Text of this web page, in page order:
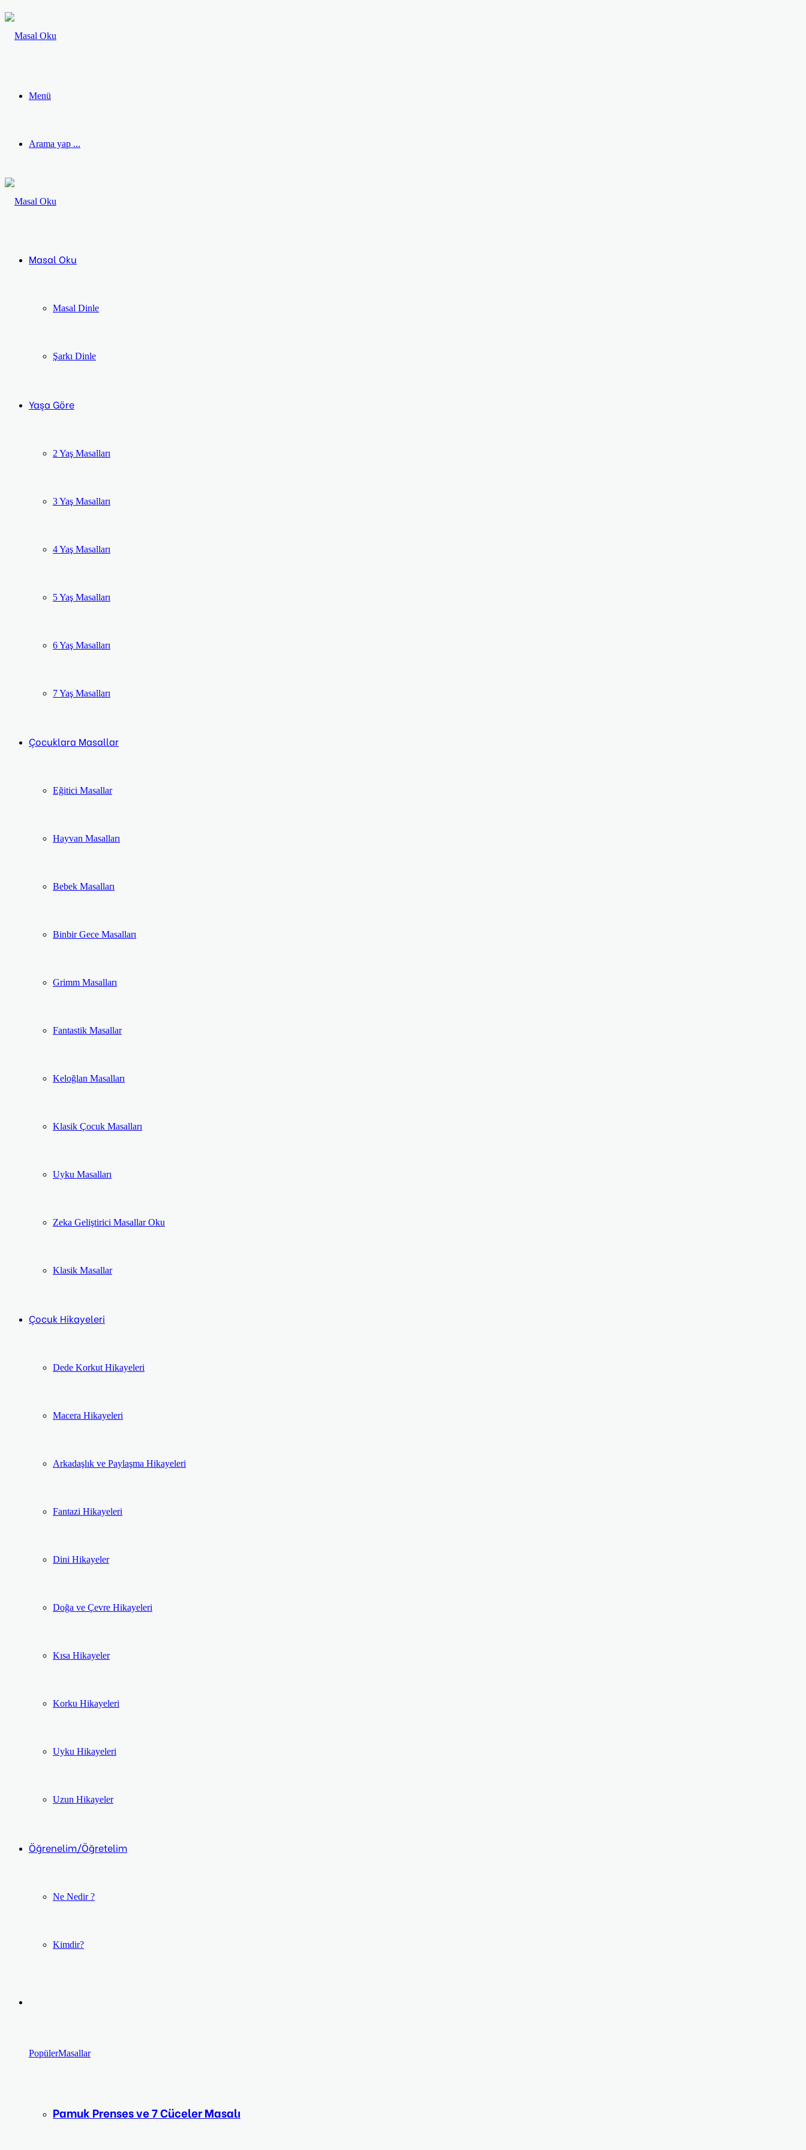
Menü
Arama yap ...
Masal Oku
Masal Dinle
Şarkı Dinle
Yaşa Göre
2 Yaş Masalları
3 Yaş Masalları
4 Yaş Masalları
5 Yaş Masalları
6 Yaş Masalları
7 Yaş Masalları
Çocuklara Masallar
Eğitici Masallar
Hayvan Masalları
Bebek Masalları
Binbir Gece Masalları
Grimm Masalları
Fantastik Masallar
Keloğlan Masalları
Klasik Çocuk Masalları
Uyku Masalları
Zeka Geliştirici Masallar Oku
Klasik Masallar
Çocuk Hikayeleri
Dede Korkut Hikayeleri
Macera Hikayeleri
Arkadaşlık ve Paylaşma Hikayeleri
Fantazi Hikayeleri
Dini Hikayeler
Doğa ve Çevre Hikayeleri
Kısa Hikayeler
Korku Hikayeleri
Uyku Hikayeleri
Uzun Hikayeler
Öğrenelim/Öğretelim
Ne Nedir ?
Kimdir?
PopülerMasallar
Pamuk Prenses ve 7 Cüceler Masalı